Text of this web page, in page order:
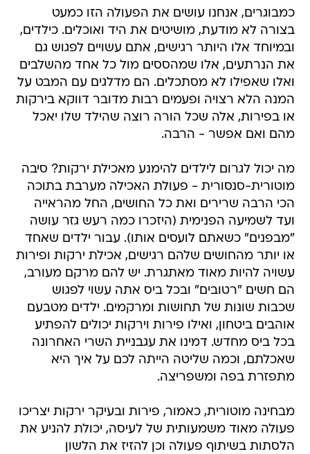
כמבוגרים, אנחנו עושים את הפעולה הזו כמעט
בצורה לא מודעת, מושיטים את היד ואוכלים. כילדים,
ובמיוחד אלו היותר רגישים, אתם עשויים לפגוש גם
את הנרתעים, אלו שמהססים מול כל אחד מהשלבים
ואלו שאפילו לא מסתכלים. הם מדלגים עם המבט על
המנה הלא רצויה ופעמים רבות מדובר דווקא בירקות
או בפירות, אלה שכל הורה רוצה שהילד שלו יאכל
מהם ואם אפשר - הרבה.
מה יכול לגרום לילדים להימנע מאכילת ירקות? סיבה
מוטורית-סנסורית - פעולת האכילה מערבת בתוכה
הכי הרבה שרירים ואת כל החושים, החל מהראייה
ועד לשמיעה הפנימית (היזכרו כמה רעש גזר עושה
"מבפנים" כשאתם לועסים אותו). עבור ילדים שאחד
או יותר מהחושים שלהם רגישים, אכילת ירקות ופירות
עשויה להיות מאוד מאתגרת. יש להם מרקם מעורב,
הם חשים "רטובים" ובכל ביס אתה עשוי לפגוש
שכבות שונות של תחושות ומרקמים. ילדים מטבעם
אוהבים ביטחון, ואילו פירות וירקות יכולים להפתיע
בכל ביס מחדש. דמינו את עגבניית השרי האחרונה
שאכלתם, וכמה שליטה הייתה לכם על איך היא
מתפזרת בפה ומשפריצה.
מבחינה מוטורית, כאמור, פירות ובעיקר ירקות יצריכו
פעולה מאוד משמעותית של לעיסה, יכולת להניע את
הלסתות בשיתוף פעולה וכן להזיז את הלשון